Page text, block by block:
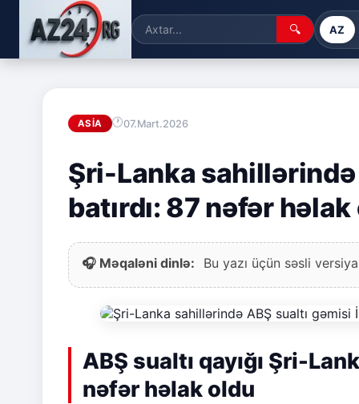
🔍 AZ
ASIA 07.Mart.2026
Şri-Lanka sahillərində
batırdı: 87 nəfər
🎧 Məqaləni dinlə: Bu yazı üçün səsli
ABŞ sualtı qayığı Şri-
nəfər həlak oldu